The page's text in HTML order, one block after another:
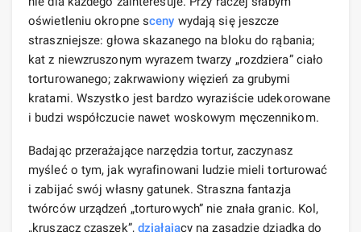
oświetleniu okropne sceny wydają się jeszcze
straszniejsze: głowa skazanego na bloku do rąbania;
kat z niewzruszonym wyrazem twarzy „rozdziera” ciało
torturowanego; zakrwawiony więzień za grubymi
kratami. Wszystko jest bardzo wyraziście udekorowane
i budzi współczucie nawet woskowym męczennikom.
Badając przerażające narzędzia tortur, zaczynasz
myśleć o tym, jak wyrafinowani ludzie mieli torturować
i zabijać swój własny gatunek. Straszna fantazja
twórców urządzeń „torturowych” nie znała granic. Kol,
„kruszacz czaszek”, działający na zasadzie dziadka do